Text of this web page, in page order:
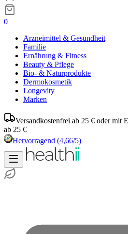
0
Arzneimittel & Gesundheit
Familie
Ernährung & Fitness
Beauty & Pflege
Bio- & Naturprodukte
Dermokosmetik
Longevity
Marken
Versandkostenfrei ab 25 € oder mit
ab 25 €
Hervorragend (4,66/5)